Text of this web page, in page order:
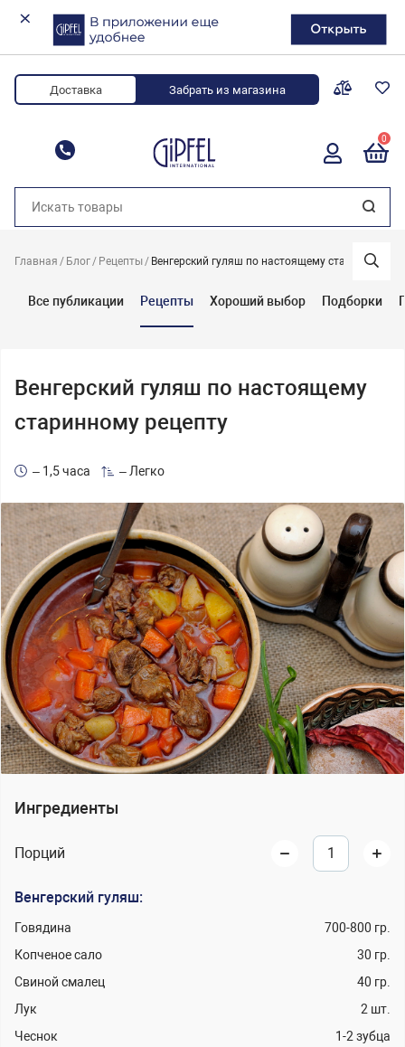
Доставка Забрать из магазина
8 (800) 700-34-88
0
Главная Блог Рецепты Венгерский гуляш по настоящему старинному
Все публикации Рецепты Хороший выбор Подборки
Венгерский гуляш по настоящему
старинному рецепту
– 1,5 часа – Легко
Ингредиенты
Порций
Венгерский гуляш:
Говядина 700-800 гр.
Копченое сало
30 гр.
Свиной смалец
40 гр.
Лук
2 шт.
Чеснок
1-2 зубца